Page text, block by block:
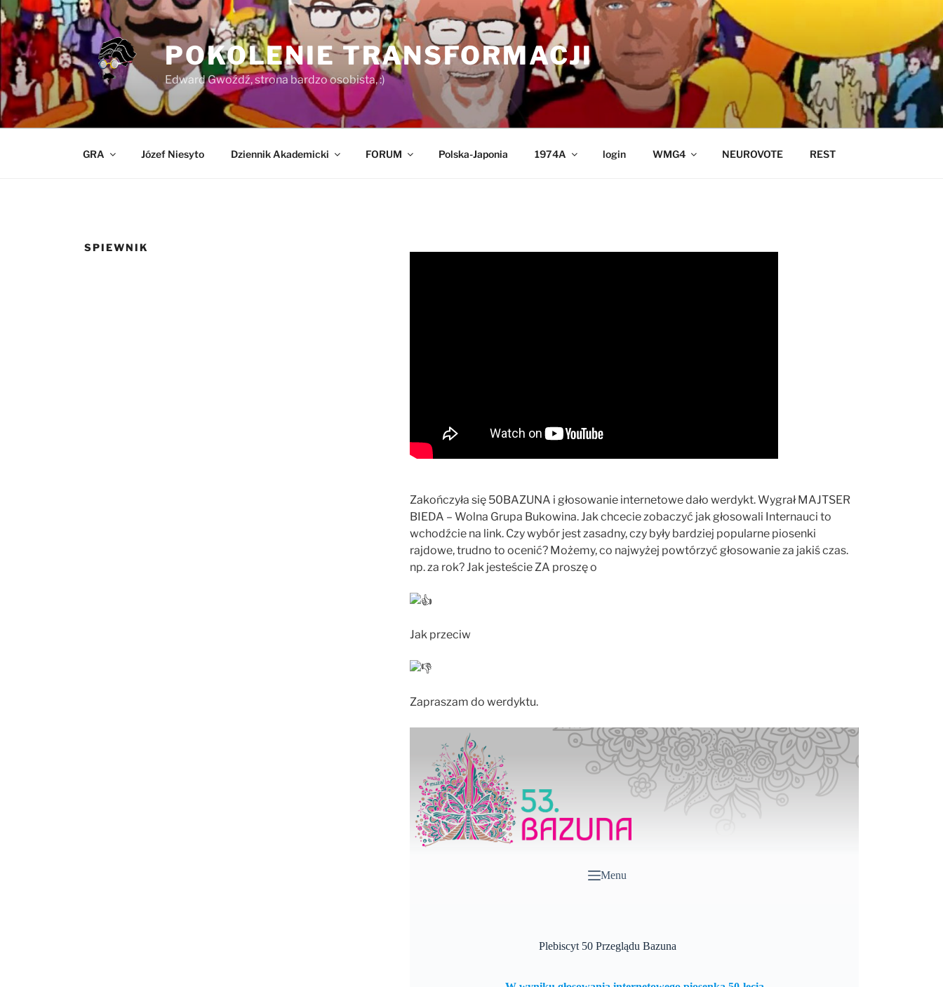
Przejdź
do
treści
POKOLENIE TRANSFORMACJI
Edward Gwoźdź, strona bardzo osobista, :)
GRA Józef Niesyto Dziennik Akademicki FORUM Polska-Japonia 1974A login WMG4 NEUROVOTE REST
SPIEWNIK
Zakończyła się 50BAZUNA i głosowanie internetowe dało werdykt. Wygrał MAJTSER
BIEDA – Wolna Grupa Bukowina. Jak chcecie zobaczyć jak głosowali Internauci to
wchodźcie na link. Czy wybór jest zasadny, czy były bardziej popularne piosenki
rajdowe, trudno to ocenić? Możemy, co najwyżej powtórzyć głosowanie za jakiś czas.
np. za rok? Jak jesteście ZA proszę o
Jak przeciw
Zapraszam do werdyktu.